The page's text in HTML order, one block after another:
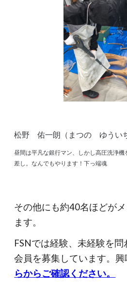
松野 佑一朗 （ まつの ゆうい
昼間は平凡な銀行マン、しかし高圧洗浄
差し。なんでもやります！下っ端魂
その他にも約40名ほどが
ます。
FSNでは経験、未経験を
会員を募集しています。
らからご確認ください。